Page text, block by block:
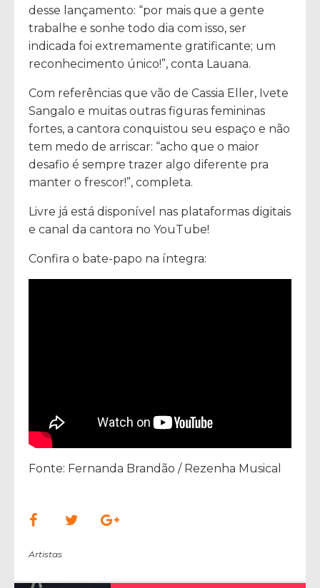
desse lançamento: “por mais que a gente
trabalhe e sonhe todo dia com isso, ser
indicada foi extremamente gratificante; um
reconhecimento único!”, conta Lauana.
Com referências que vão de Cassia Eller, Ivete
Sangalo e muitas outras figuras femininas
fortes, a cantora conquistou seu espaço e não
tem medo de arriscar: “acho que o maior
desafio é sempre trazer algo diferente pra
manter o frescor!”, completa.
Livre já está disponível nas plataformas digitais
e canal da cantora no YouTube!
Confira o bate-papo na íntegra:
Fonte: Fernanda Brandão / Rezenha Musical
Artistas